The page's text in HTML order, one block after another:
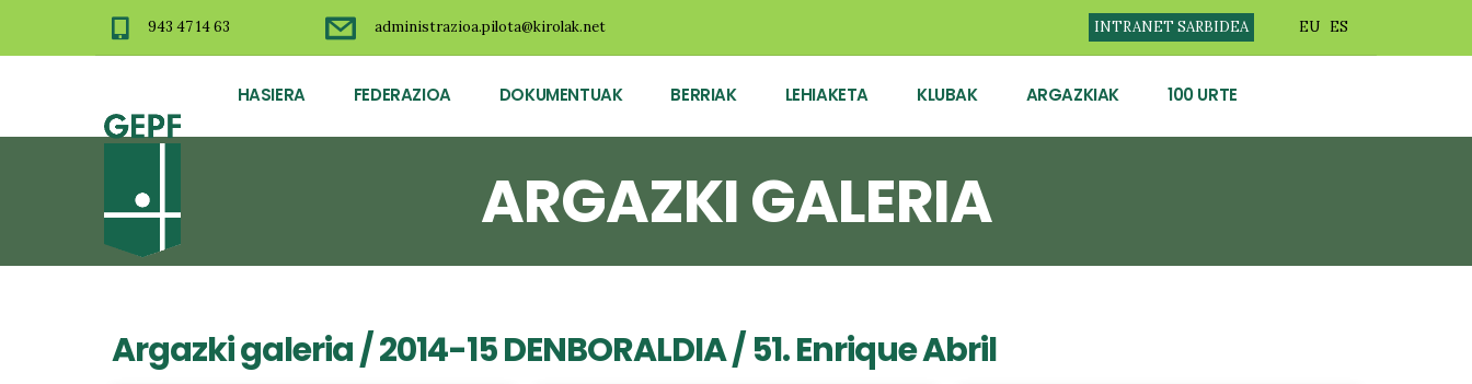
943 47 14 63 administrazioa.pilota@kirolak.net INTRANET SARBIDEA EU ES
HASIERA FEDERAZIOA DOKUMENTUAK BERRIAK LEHIAKETA KLUBAK ARGAZKIAK 100 URTE
ARGAZKI GALERIA
Argazki galeria/2014-15 DENBORALDIA/ 51. Enrique Abril